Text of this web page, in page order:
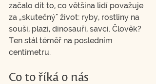
začalo dít to, co většina lidí považuje
za „skutečný" život: ryby, rostliny na
souši, plazi, dinosauři, savci. Člověk?
Ten stál téměř na posledním
centimetru.
Co to říká o nás